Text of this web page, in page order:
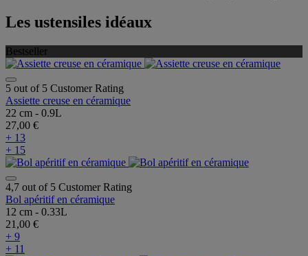
Les ustensiles idéaux
Bestseller
5 out of 5 Customer Rating
Assiette creuse en céramique
22 cm - 0.9L
27,00 €
+ 13
+ 15
4,7 out of 5 Customer Rating
Bol apéritif en céramique
12 cm - 0.33L
21,00 €
+ 9
+ 11